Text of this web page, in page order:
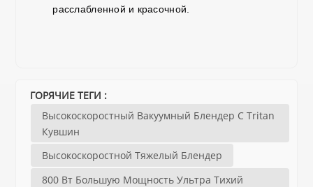
расслабленной и красочной.
ГОРЯЧИЕ ТЕГИ :
Высокоскоростный Вакуумный Блендер С Tritan
Кувшин
Высокоскоростной Тяжелый Блендер
800 Вт Большую Мощность Ультра Тихий